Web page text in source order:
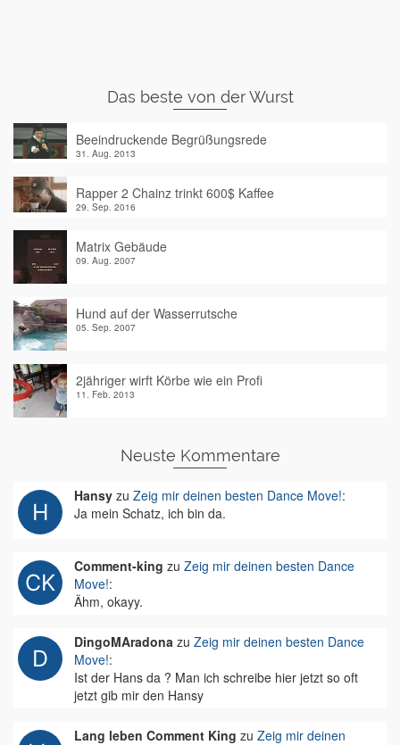
Das beste von der Wurst
Beeindruckende Begrüßungsrede
31. Aug. 2013
Rapper 2 Chainz trinkt 600$ Kaffee
29. Sep. 2016
Matrix Gebäude
09. Aug. 2007
Hund auf der Wasserrutsche
05. Sep. 2007
2jähriger wirft Körbe wie ein Profi
11. Feb. 2013
Neuste Kommentare
Hansy zu Zeig mir deinen besten Dance Move!:
Ja mein Schatz, ich bin da.
Comment-king zu Zeig mir deinen besten Dance
Move!:
Ähm, okayy.
DingoMAradona zu Zeig mir deinen besten Dance
Move!:
Ist der Hans da ? Man ich schreibe hier jetzt so oft
jetzt gib mir den Hansy
Lang leben Comment King zu Zeig mir deinen